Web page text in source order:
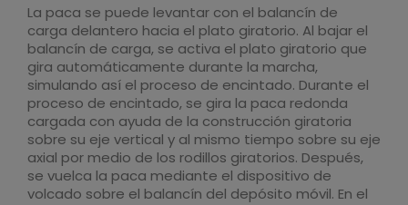
La paca se puede levantar con el balancín de
carga delantero hacia el plato giratorio. Al bajar el
balancín de carga, se activa el plato giratorio que
gira automáticamente durante la marcha,
simulando así el proceso de encintado. Durante el
proceso de encintado, se gira la paca redonda
cargada con ayuda de la construcción giratoria
sobre su eje vertical y al mismo tiempo sobre su eje
axial por medio de los rodillos giratorios. Después,
se vuelca la paca mediante el dispositivo de
volcado sobre el balancín del depósito móvil. En el